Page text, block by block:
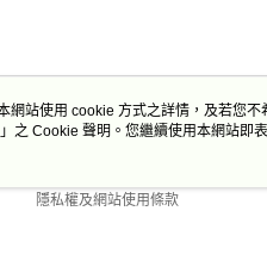
關於我們
隱私權及網站使用條款
網站使用 cookie 方式之詳情，及若您
」之 Cookie 聲明。您繼續使用本網站即